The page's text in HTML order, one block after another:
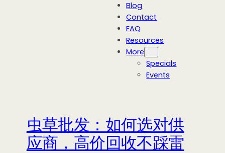
Blog
Contact
FAQ
Resources
More
Specials
Events
虫草批发：如何选对供
应商，高价回收不踩雷